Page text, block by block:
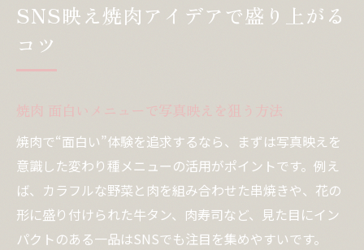
SNS映え焼肉アイデアで盛り上がる
コツ
焼肉 面白いメニューで写真映えを狙う方法
焼肉で“面白い”体験を追求するなら、まずは写真映えを
意識した変わり種メニューの活用がポイントです。例え
ば、カラフルな野菜と肉を組み合わせた串焼きや、花の
形に盛り付けられた牛タン、肉寿司など、見た目にイン
パクトのある一品はSNSでも注目を集めやすいです。